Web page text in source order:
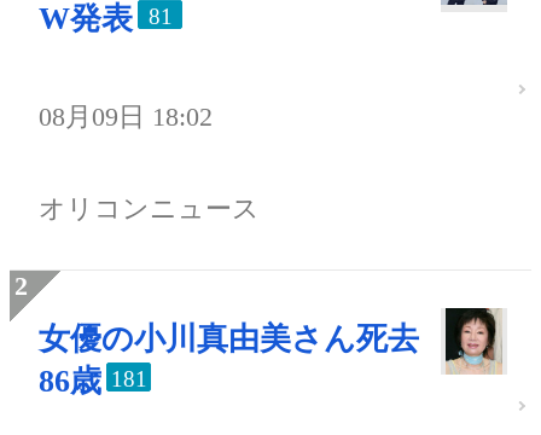
W発表
81
08月09日 18:02
オリコンニュース
女優の小川真由美さん死去
86歳 181